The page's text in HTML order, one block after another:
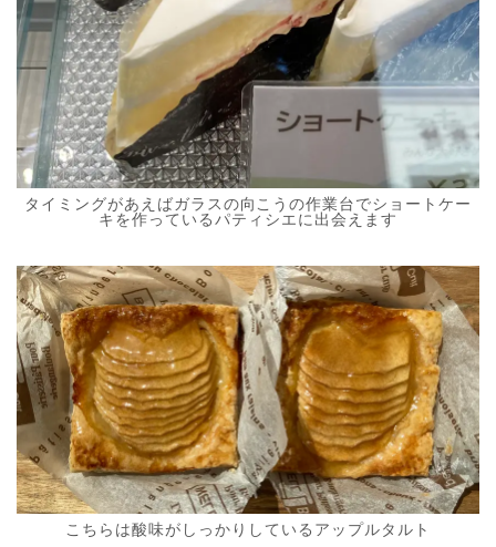
タイミングがあえばガラスの向こうの作業台でショートケー
キを作っているパティシエに出会えます
こちらは酸味がしっかりしているアップルタルト